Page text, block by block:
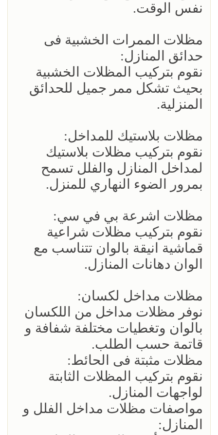
نفس الوقت.
مظلات الممرات الخشبية فى
حدائق المنازل:
نقوم بتركيب المظلات الخشبية
بحيث تشكل ممر جميل للحدائق
المنزلية.
مظلات بلاستيك للمداخل:
نقوم بتركيب مظلات بلاستيك
لمداخل المنازل والفلل تسمح
بمرور الضوء النهاري للمنزل.
مظلات اشرعة بي في سي:
نقوم بتركيب مظلات شراعية
قماشية انيقة بالوان تتناسب مع
الوان دهانات المنازل.
مظلات مداخل لكسان:
نوفر مظلات مداخل من اللكسان
بالوان وتغطيات مختلفة شفافة و
قاتمة حسب الطلب.
مظلات مثبتة فى الحائط:
نقوم بتركيب المظلات الثابتة
لواجهات المنازل.
مواصفات مظلات مداخل الفلل و
المنازل: